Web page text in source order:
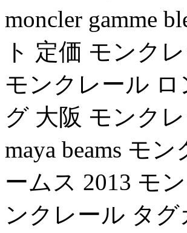
moncler gamme
ト 定価 モンク
モンクレール
グ 大阪 モンク
maya beams モ
ームス 2013 モ
ンクレール タ